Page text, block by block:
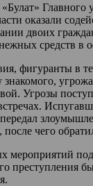
Главного
оказали
двоих
средств в
фигуранты в
знакомого,
Угрозы
чего
мероприятий
преступления